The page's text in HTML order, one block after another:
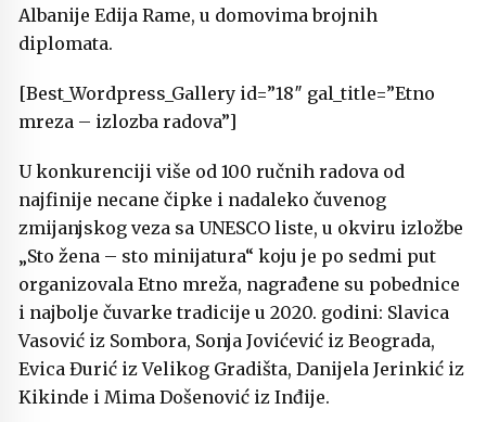
Albanije Edija Rame, u domovima brojnih
diplomata.
[Best_Wordpress_Gallery id=”18″ gal_title=”Etno
mreza – izlozba radova”]
U konkurenciji više od 100 ručnih radova od
najfinije necane čipke i nadaleko čuvenog
zmijanjskog veza sa UNESCO liste, u okviru izložbe
„Sto žena – sto minijatura“ koju je po sedmi put
organizovala Etno mreža, nagrađene su pobednice
i najbolje čuvarke tradicije u 2020. godini: Slavica
Vasović iz Sombora, Sonja Jovićević iz Beograda,
Evica Đurić iz Velikog Gradišta, Danijela Jerinkić iz
Kikinde i Mima Došenović iz Inđije.